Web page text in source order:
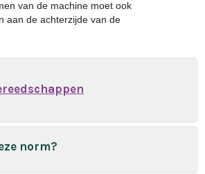
van de machine moet ook
aan de achterzijde van de
norm?